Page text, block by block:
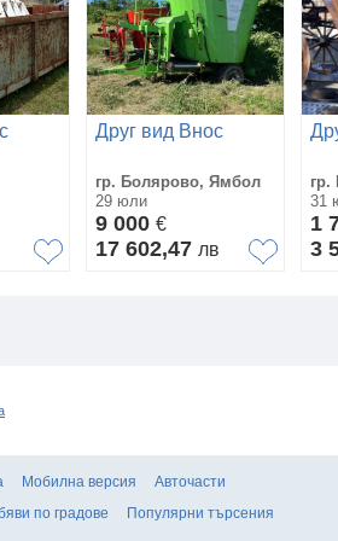
Друг вид Внос
гр. Болярово, Ямбол
29 юли
9 000 €
17 602,47 лв
гр.
31
1
3
Мобилна версия
Авточасти
по градове Популярни търсения